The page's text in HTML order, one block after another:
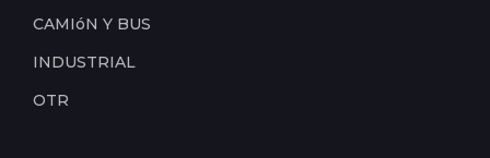
CAMIóN Y BUS
INDUSTRIAL
OTR